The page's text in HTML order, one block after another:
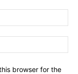
browser for the